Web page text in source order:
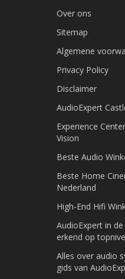
Over ons
Sitemap
Algemene
Privacy Policy
Disclaimer
AudioExpert
Experience
Vision
Beste Audio
Beste Home
Nederland
High-End Hifi
AudioExpert in
erkend op
Alles over audio
gids van